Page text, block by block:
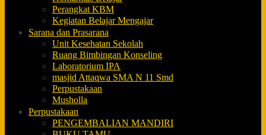
Perangkat KBM
Kegiatan Belajar Mengajar
Sarana dan Prasarana
Unit Kesehatan Sekolah
Ruang Bimbingan Konseling
Laboratorium IPA
masjid Attaqwa SMA N 11 Smd
Perpustakaan
Musholla
Perpustakaan
PENGEMBALIAN MANDIRI